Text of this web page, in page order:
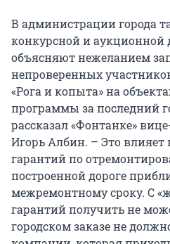
В администрации города
конкурсной и аукционной
объясняют нежеланием
непроверенных
«Рога и копыта» на
программы за последний
рассказал «Фонтанке»
Игорь Албин. – Это влияет
гарантий по
построенной дороге
межремонтному сроку. С
гарантий получить не
городском заказе не